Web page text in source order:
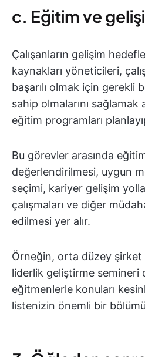
c. Eğitim ve
Çalışanların gelişim
kaynakları yöneticileri,
başarılı olmak için gerekli
sahip olmalarını sağlamak
eğitim programları
Bu görevler arasında
değerlendirilmesi, uygun
seçimi, kariyer gelişim
çalışmaları ve diğer
edilmesi yer alır.
Örneğin, orta düzey
liderlik geliştirme semineri
eğitmenlerle konuları
listenizin önemli bir